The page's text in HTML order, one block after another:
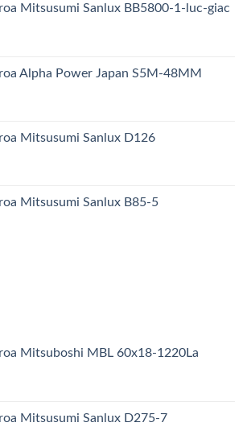
Mitsusumi Sanlux BB5800-1-luc-giac
Alpha Power Japan S5M-48MM
Mitsusumi Sanlux D126
Mitsusumi Sanlux B85-5
Mitsuboshi MBL 60x18-1220La
Mitsusumi Sanlux D275-7